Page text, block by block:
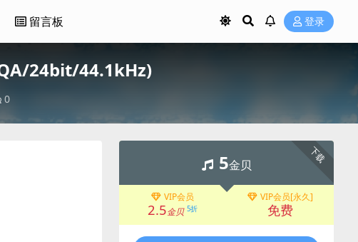
留言板 登录
24bit/44.1kHz)
0
下载
5金贝
VIP会员
2.5金贝 5折
VIP会员[永久]
免费